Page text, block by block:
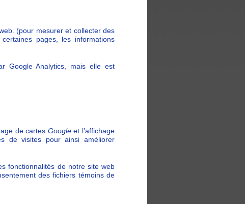
(pour mesurer et collecter des
pages, les informations
Google Analytics, mais elle est
de cartes Googleet l’affichage
de visites pour ainsi améliorer
fonctionnalités de notre site web
des fichiers témoins de